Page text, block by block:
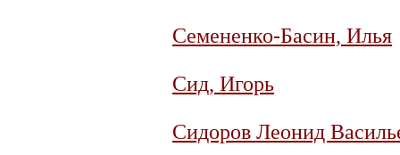
Семененко-Басин, Илья
Сид, Игорь
Сидоров Леонид